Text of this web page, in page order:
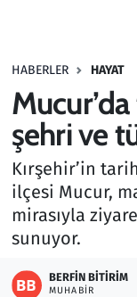
HABERLER HAYAT
şehri ve
Kırşehir’in
ilçesi Mucur,
mirasıyla
sunuyor.
BERFIN BITIRIM
MUHABIR
Haber
Kültür Sanat
Kurumsal
Lezzet